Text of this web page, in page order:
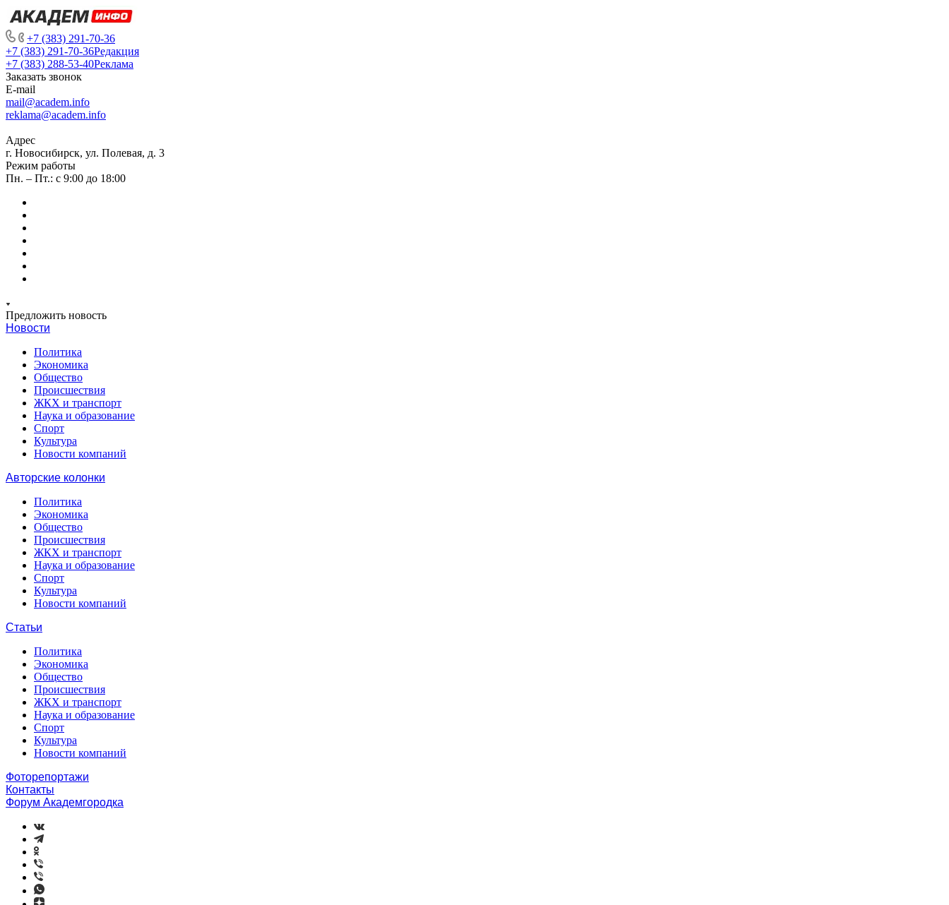
+7 (383) 291-70-36
+7 (383) 291-70-36Редакция
+7 (383) 288-53-40Реклама
Заказать звонок
E-mail
mail@academ.info
reklama@academ.info
Адрес
г. Новосибирск, ул. Полевая, д. 3
Режим работы
Пн. – Пт.: с 9:00 до 18:00
Предложить новость
Новости
Политика
Экономика
Общество
Происшествия
ЖКХ и транспорт
Наука и образование
Спорт
Культура
Новости компаний
Авторские колонки
Политика
Экономика
Общество
Происшествия
ЖКХ и транспорт
Наука и образование
Спорт
Культура
Новости компаний
Статьи
Политика
Экономика
Общество
Происшествия
ЖКХ и транспорт
Наука и образование
Спорт
Культура
Новости компаний
Фоторепортажи
Контакты
Форум Академгородка